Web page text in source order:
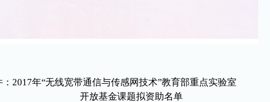
2017年“无线宽带通信与传感网技术”教育部重点实验室
开放基金课题拟资助名单